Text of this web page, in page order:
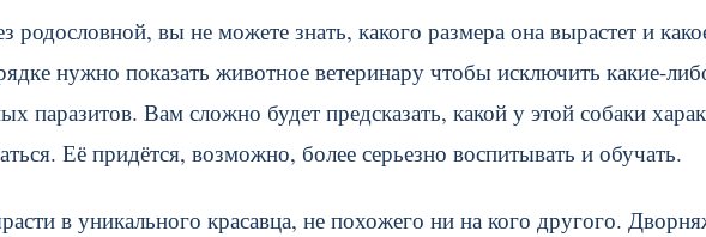
вы не можете знать, какого размера она вырастет и
нужно показать животное ветеринару чтобы исключить какие-
паразитов. Вам сложно будет предсказать, какой у этой собаки
Её придётся, возможно, более серьезно воспитывать и обучать.
в уникального красавца, не похожего ни на кого другого.